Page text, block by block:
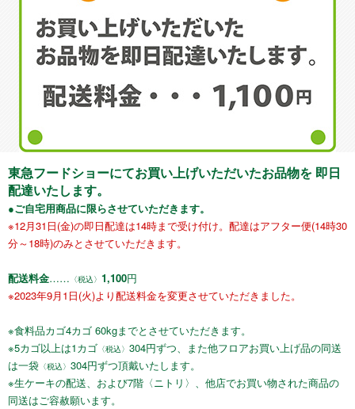
東急フードショーにてお買い上げいただいたお品物を 即日
配達いたします。
●ご自宅用商品に限らさせていただきます。
※12月31日(金)の即日配達は14時まで受け付け。配達はアフター便(14時30
分～18時)のみとさせていただきます。
配送料金…… 〈税込〉 1,100円
※2023年9月1日(火)より配送料金を変更させていただきました。
※食料品カゴ4カゴ 60kgまでとさせていただきます。
※5カゴ以上は1カゴ 〈税込〉 304円ずつ、また他フロアお買い上げ品の同送
は一袋 〈税込〉 304円ずつ頂戴いたします。
※生ケーキの配送、および7階〈ニトリ〉、他店でお買い物された商品の
同送はご容赦願います。